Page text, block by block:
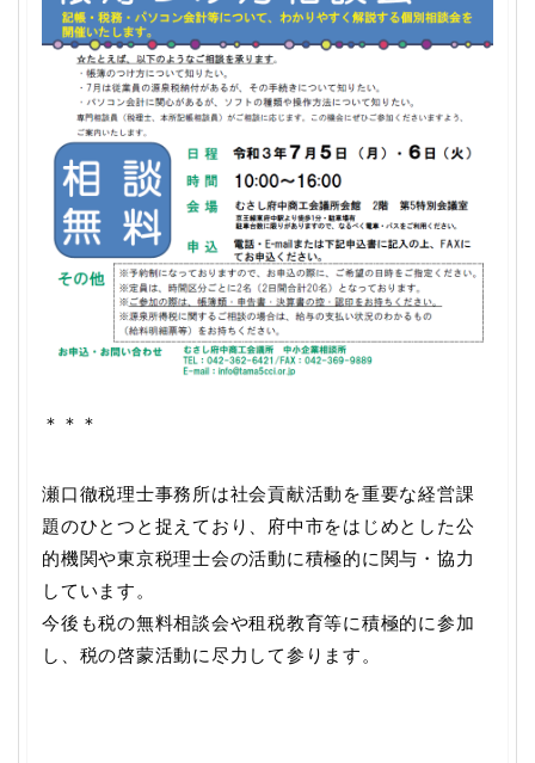
＊＊＊
瀬口徹税理士事務所は社会貢献活動を重要な経営課
題のひとつと捉えており、府中市をはじめとした公
的機関や東京税理士会の活動に積極的に関与・協力
しています。
今後も税の無料相談会や租税教育等に積極的に参加
し、税の啓蒙活動に尽力して参ります。